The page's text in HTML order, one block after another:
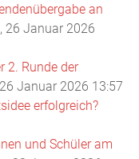
an
26 Januar 2026
2. Runde der
Januar 2026 13:57
erfolgreich?
und Schüler am